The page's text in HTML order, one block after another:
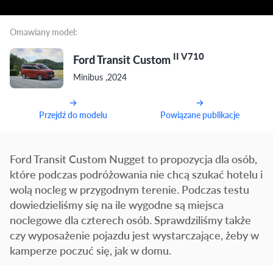
Omawiany model:
Ford Transit Custom II V710
Minibus ,2024
Przejdź do modelu Powiązane publikacje
Ford Transit Custom Nugget to propozycja dla osób,
które podczas podróżowania nie chcą szukać hotelu i
wolą nocleg w przygodnym terenie. Podczas testu
dowiedzieliśmy się na ile wygodne są miejsca
noclegowe dla czterech osób. Sprawdziliśmy także
czy wyposażenie pojazdu jest wystarczające, żeby w
kamperze poczuć się, jak w domu.